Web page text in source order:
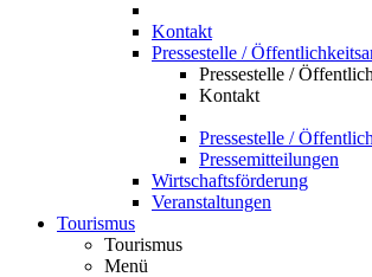
Kontakt
Pressestelle /
Pressestelle /
Kontakt
Pressestelle /
Pressemitteilungen
Wirtschaftsförderung
Veranstaltungen
Tourismus
Tourismus
Menü